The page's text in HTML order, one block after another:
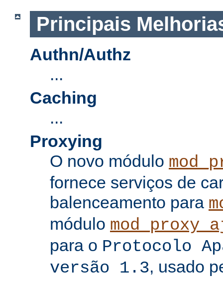
Principais
Authn/Authz
...
Caching
...
Proxying
O novo módulo
fornece serviços de
balenceamento para
módulo
para o Protocolo
versão 1.3, usado